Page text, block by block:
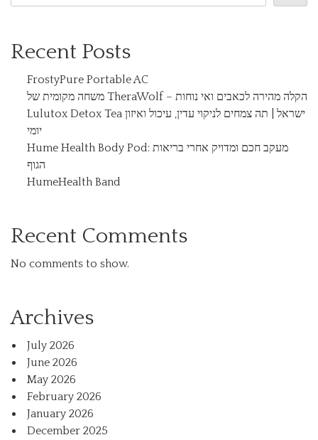
Recent Posts
FrostyPure Portable AC
משחה מקומית של TheraWolf – הקלה מהירה לכאבים ואי נוחות
Lulutox Detox Tea ישראל | תה צמחים לניקוי עדין, עיכול ואיזון
יומי
Hume Health Body Pod: מעקב חכם ומדויק אחרי בריאות
הגוף
HumeHealth Band
Recent Comments
No comments to show.
Archives
July 2026
June 2026
May 2026
February 2026
January 2026
December 2025